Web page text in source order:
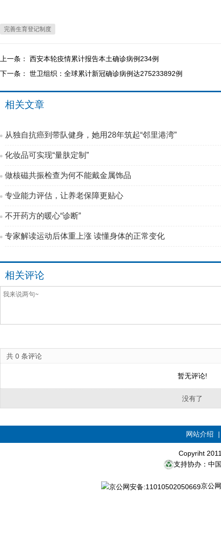
完善生育登记制度
上一条： 西安本轮疫情累计报告本土确诊病例234例
下一条： 世卫组织：全球累计新冠确诊病例达275233892例
相关文章
从独自抗癌到带队健身，她用28年筑起“邻里港湾”
化妆品可实现“量肤定制”
做核磁共振检查为何不能戴金属饰品
专业能力评估，让养老保障更贴心
不开药方的暖心“诊断”
专家解读运动后体重上涨 读懂身体的正常变化
相关评论
共 0 条评论
暂无评论!
没有了
网站介绍
Copyriht
支持协办：中
京公